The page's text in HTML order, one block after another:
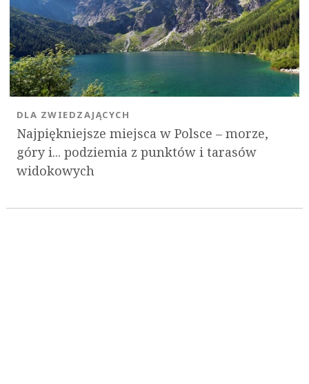
Najpiękniejsze miejsca w Polsce – morze,
góry i... podziemia z punktów i tarasów
widokowych
DLA ZWIEDZAJĄCYCH